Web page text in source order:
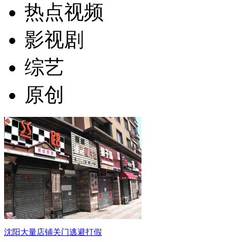
热点视频
影视剧
综艺
原创
沈阳大量店铺关门逃避打假